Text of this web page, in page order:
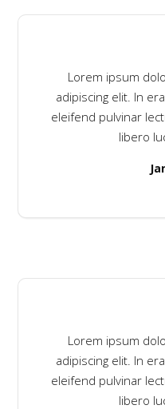
Lorem ipsum
adipiscing elit. In
eleifend pulvinar
libero
Lorem ipsum
adipiscing elit. In
eleifend pulvinar
libero